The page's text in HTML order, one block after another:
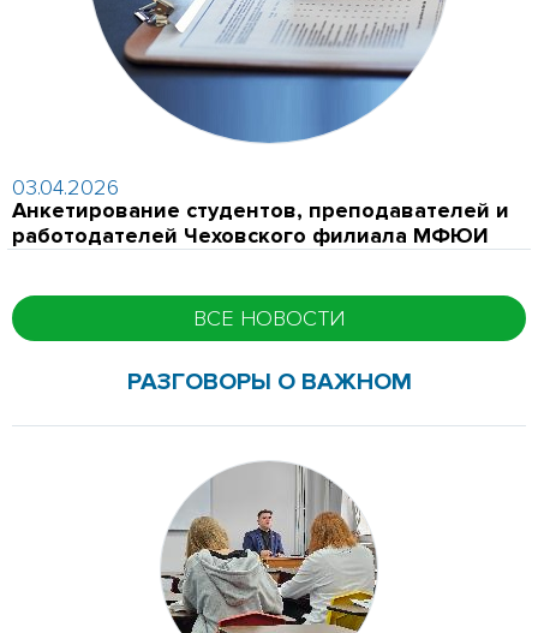
03.04.2026
Анкетирование студентов, преподавателей и
работодателей Чеховского филиала МФЮИ
ВСЕ НОВОСТИ
РАЗГОВОРЫ О ВАЖНОМ